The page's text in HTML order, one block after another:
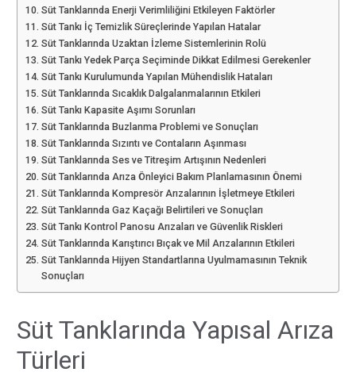
Süt Tanklarında Enerji Verimliliğini Etkileyen Faktörler
Süt Tankı İç Temizlik Süreçlerinde Yapılan Hatalar
Süt Tanklarında Uzaktan İzleme Sistemlerinin Rolü
Süt Tankı Yedek Parça Seçiminde Dikkat Edilmesi Gerekenler
Süt Tankı Kurulumunda Yapılan Mühendislik Hataları
Süt Tanklarında Sıcaklık Dalgalanmalarının Etkileri
Süt Tankı Kapasite Aşımı Sorunları
Süt Tanklarında Buzlanma Problemi ve Sonuçları
Süt Tanklarında Sızıntı ve Contaların Aşınması
Süt Tanklarında Ses ve Titreşim Artışının Nedenleri
Süt Tanklarında Arıza Önleyici Bakım Planlamasının Önemi
Süt Tanklarında Kompresör Arızalarının İşletmeye Etkileri
Süt Tanklarında Gaz Kaçağı Belirtileri ve Sonuçları
Süt Tankı Kontrol Panosu Arızaları ve Güvenlik Riskleri
Süt Tanklarında Karıştırıcı Bıçak ve Mil Arızalarının Etkileri
Süt Tanklarında Hijyen Standartlarına Uyulmamasının Teknik
Sonuçları
Süt Tanklarında Yapısal Arıza
Türleri